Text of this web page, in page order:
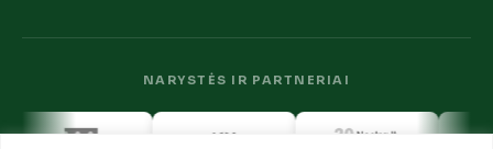
NARYSTĖS IR PARTNERIAI